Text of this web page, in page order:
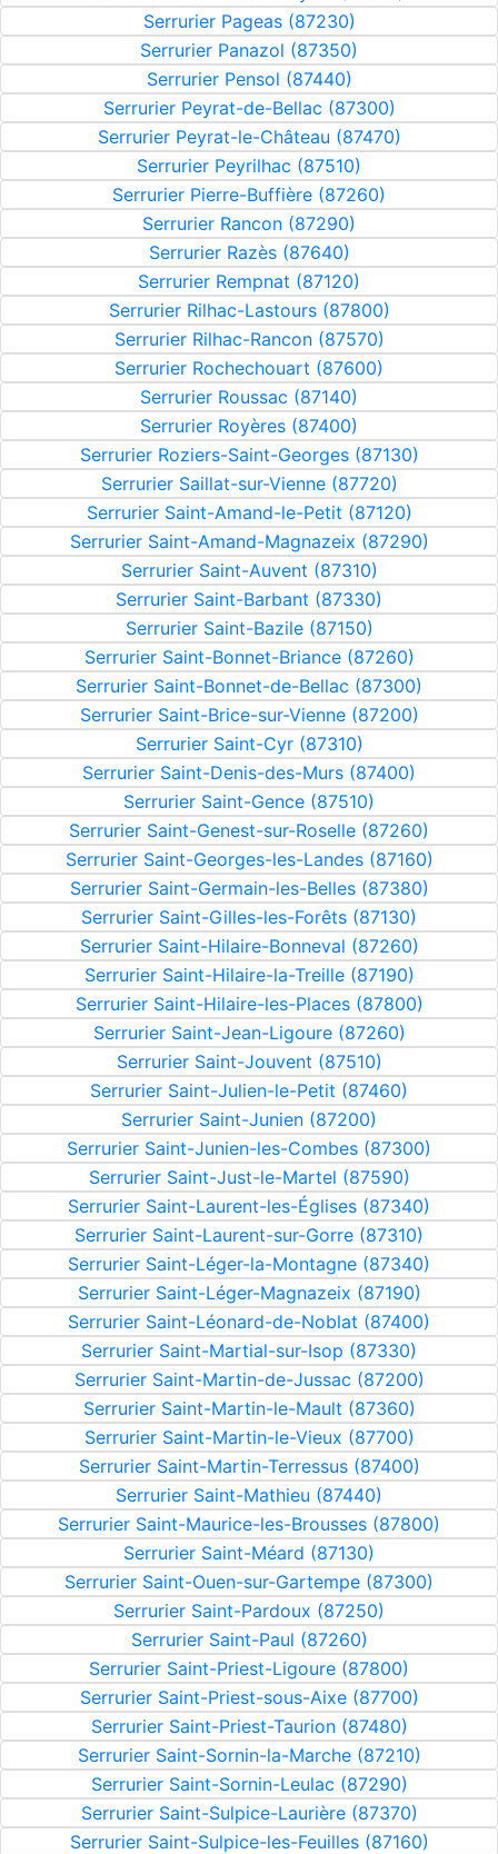
Serrurier Pageas (87230)
Serrurier Panazol (87350)
Serrurier Pensol (87440)
Serrurier Peyrat-de-Bellac (87300)
Serrurier Peyrat-le-Château (87470)
Serrurier Peyrilhac (87510)
Serrurier Pierre-Buffière (87260)
Serrurier Rancon (87290)
Serrurier Razès (87640)
Serrurier Rempnat (87120)
Serrurier Rilhac-Lastours (87800)
Serrurier Rilhac-Rancon (87570)
Serrurier Rochechouart (87600)
Serrurier Roussac (87140)
Serrurier Royères (87400)
Serrurier Roziers-Saint-Georges (87130)
Serrurier Saillat-sur-Vienne (87720)
Serrurier Saint-Amand-le-Petit (87120)
Serrurier Saint-Amand-Magnazeix (87290)
Serrurier Saint-Auvent (87310)
Serrurier Saint-Barbant (87330)
Serrurier Saint-Bazile (87150)
Serrurier Saint-Bonnet-Briance (87260)
Serrurier Saint-Bonnet-de-Bellac (87300)
Serrurier Saint-Brice-sur-Vienne (87200)
Serrurier Saint-Cyr (87310)
Serrurier Saint-Denis-des-Murs (87400)
Serrurier Saint-Gence (87510)
Serrurier Saint-Genest-sur-Roselle (87260)
Serrurier Saint-Georges-les-Landes (87160)
Serrurier Saint-Germain-les-Belles (87380)
Serrurier Saint-Gilles-les-Forêts (87130)
Serrurier Saint-Hilaire-Bonneval (87260)
Serrurier Saint-Hilaire-la-Treille (87190)
Serrurier Saint-Hilaire-les-Places (87800)
Serrurier Saint-Jean-Ligoure (87260)
Serrurier Saint-Jouvent (87510)
Serrurier Saint-Julien-le-Petit (87460)
Serrurier Saint-Junien (87200)
Serrurier Saint-Junien-les-Combes (87300)
Serrurier Saint-Just-le-Martel (87590)
Serrurier Saint-Laurent-les-Églises (87340)
Serrurier Saint-Laurent-sur-Gorre (87310)
Serrurier Saint-Léger-la-Montagne (87340)
Serrurier Saint-Léger-Magnazeix (87190)
Serrurier Saint-Léonard-de-Noblat (87400)
Serrurier Saint-Martial-sur-Isop (87330)
Serrurier Saint-Martin-de-Jussac (87200)
Serrurier Saint-Martin-le-Mault (87360)
Serrurier Saint-Martin-le-Vieux (87700)
Serrurier Saint-Martin-Terressus (87400)
Serrurier Saint-Mathieu (87440)
Serrurier Saint-Maurice-les-Brousses (87800)
Serrurier Saint-Méard (87130)
Serrurier Saint-Ouen-sur-Gartempe (87300)
Serrurier Saint-Pardoux (87250)
Serrurier Saint-Paul (87260)
Serrurier Saint-Priest-Ligoure (87800)
Serrurier Saint-Priest-sous-Aixe (87700)
Serrurier Saint-Priest-Taurion (87480)
Serrurier Saint-Sornin-la-Marche (87210)
Serrurier Saint-Sornin-Leulac (87290)
Serrurier Saint-Sulpice-Laurière (87370)
Serrurier Saint-Sulpice-les-Feuilles (87160)